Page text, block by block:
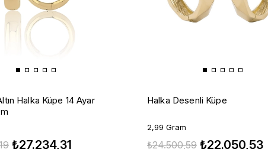
Halka Küpe 14 Ayar
₺27.234,31
Halka Desenli Küpe
2,99 Gram
₺22.050,53
₺24.500,59